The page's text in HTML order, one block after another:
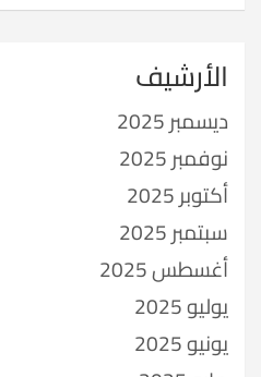
الأرشيف
ديسمبر 2025
نوفمبر 2025
أكتوبر 2025
سبتمبر 2025
أغسطس 2025
يوليو 2025
يونيو 2025